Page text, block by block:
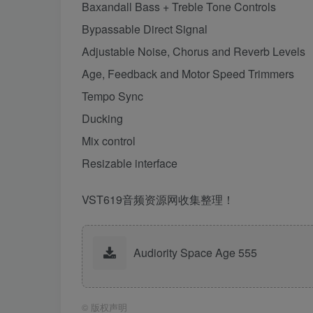
Baxandall Bass + Treble Tone Controls
Bypassable Direct Signal
Adjustable Noise, Chorus and Reverb Levels
Age, Feedback and Motor Speed Trimmers
Tempo Sync
Ducking
Mix control
Resizable interface
VST619音频资源网收集整理！
Audiority Space Age 555
© 版权声明